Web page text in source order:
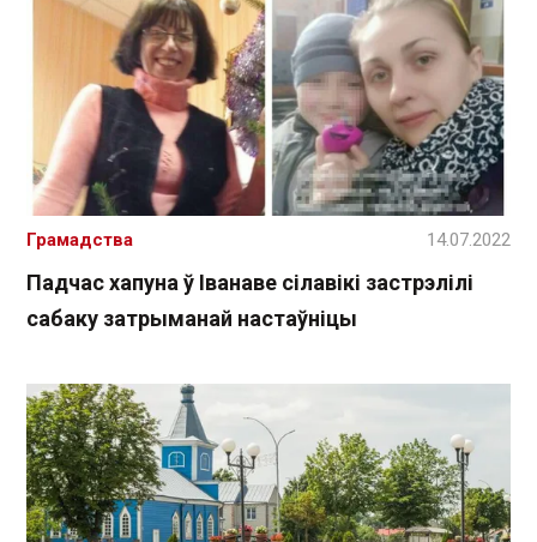
Падчас хапуна ў Іванаве сілавікі застрэлілі
сабаку затрыманай настаўніцы
Грамадства 14.07.2022